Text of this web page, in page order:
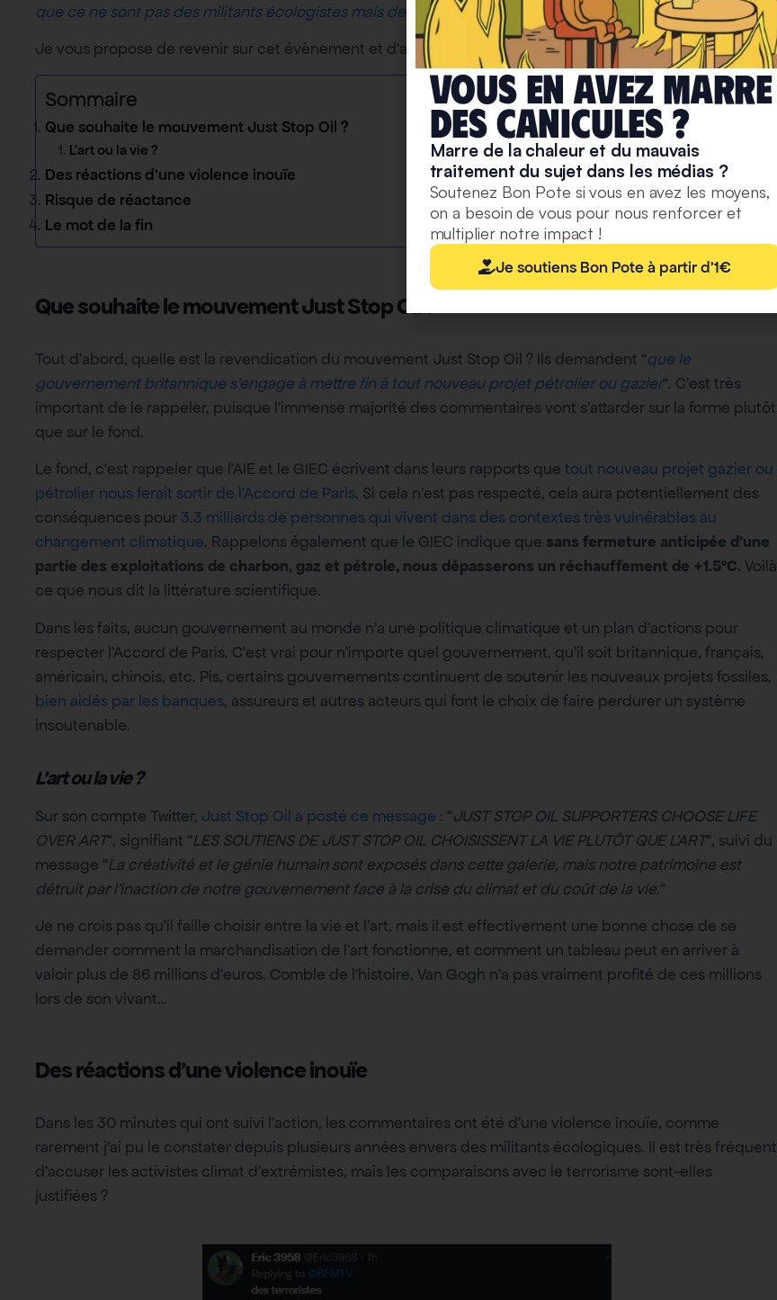
que ce ne sont pas des militants écologistes mais des imbéciles .
Je vous propose de revenir sur cet évènement et d’analyser les différentes réactions.
Sommaire
Que souhaite le mouvement Just Stop Oil ?
L’art ou la vie ?
Des réactions d’une violence inouïe
Risque de réactance
Le mot de la fin
Que souhaite le mouvement Just Stop Oil ?
Tout d’abord, quelle est la revendication du mouvement Just Stop Oil ? Ils demandent “que le
gouvernement britannique s’engage à mettre fin à tout nouveau projet pétrolier ou gazier“. C’est très
important de le rappeler, puisque l’immense majorité des commentaires vont s’attarder sur la forme plutôt
que sur le fond.
Le fond, c’est rappeler que l’AIE et le GIEC écrivent dans leurs rapports que tout nouveau projet gazier ou
pétrolier nous ferait sortir de l’Accord de Paris. Si cela n’est pas respecté, cela aura potentiellement des
conséquences pour 3.3 milliards de personnes qui vivent dans des contextes très vulnérables au
changement climatique. Rappelons également que le GIEC indique que sans fermeture anticipée d’une
partie des exploitations de charbon, gaz et pétrole, nous dépasserons un réchauffement de +1.5°C. Voilà
ce que nous dit la littérature scientifique.
Dans les faits, aucun gouvernement au monde n’a une politique climatique et un plan d’actions pour
respecter l’Accord de Paris. C’est vrai pour n’importe quel gouvernement, qu’il soit britannique, français,
américain, chinois, etc. Pis, certains gouvernements continuent de soutenir les nouveaux projets fossiles,
bien aidés par les banques, assureurs et autres acteurs qui font le choix de faire perdurer un système
insoutenable.
L’art ou la vie ?
Sur son compte Twitter, Just Stop Oil a posté ce message : “JUST STOP OIL SUPPORTERS CHOOSE LIFE
OVER ART“, signifiant “LES SOUTIENS DE JUST STOP OIL CHOISISSENT LA VIE PLUTÔT QUE L’ART“, suivi du
message “La créativité et le génie humain sont exposés dans cette galerie, mais notre patrimoine est
détruit par l’inaction de notre gouvernement face à la crise du climat et du coût de la vie.“
Je ne crois pas qu’il faille choisir entre la vie et l’art, mais il est effectivement une bonne chose de se
demander comment la marchandisation de l’art fonctionne, et comment un tableau peut en arriver à
valoir plus de 86 millions d’euros. Comble de l’histoire, Van Gogh n’a pas vraiment profité de ces millions
lors de son vivant…
Des réactions d’une violence inouïe
Dans les 30 minutes qui ont suivi l’action, les commentaires ont été d’une violence inouïe, comme
rarement j’ai pu le constater depuis plusieurs années envers des militants écologiques. Il est très fréquent
d’accuser les activistes climat d’extrémistes, mais les comparaisons avec le terrorisme sont-elles
justifiées ?
Vous en avez marre
deS caniculeS ?
Marre de la chaleur et du mauvais
traitement du sujet dans les médias ?
Soutenez Bon Pote si vous en avez les moyens,
on a besoin de vous pour nous renforcer et
multiplier notre impact !
Je soutiens Bon Pote à partir d'1€